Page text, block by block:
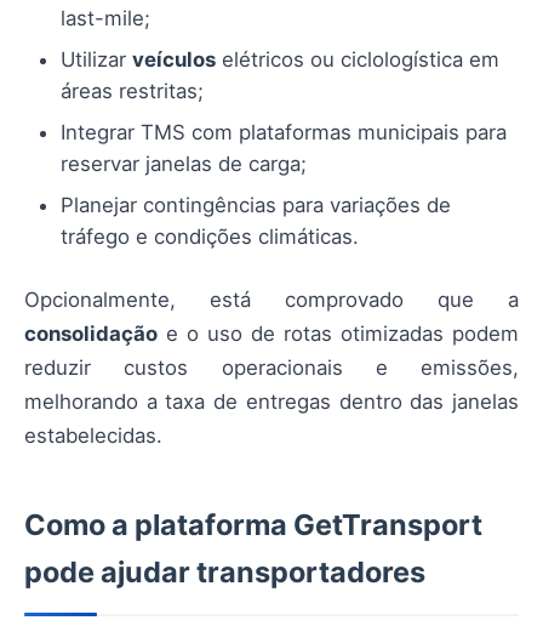
last-mile;
Utilizar veículos elétricos ou ciclologística em
áreas restritas;
Integrar TMS com plataformas municipais para
reservar janelas de carga;
Planejar contingências para variações de
tráfego e condições climáticas.
Opcionalmente, está comprovado que a
consolidação e o uso de rotas otimizadas podem
reduzir custos operacionais e emissões,
melhorando a taxa de entregas dentro das janelas
estabelecidas.
Como a plataforma GetTransport
pode ajudar transportadores